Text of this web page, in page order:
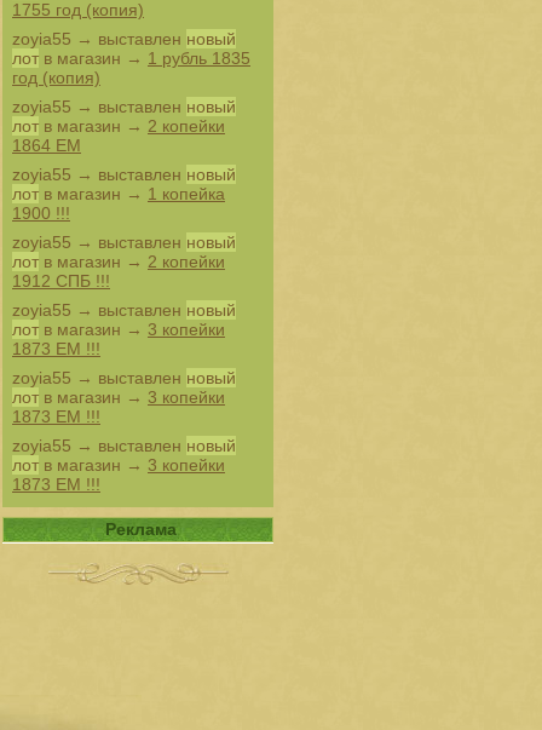
1755 год (копия)
zoyia55 → выставлен новый
лот в магазин → 1 рубль 1835
год (копия)
zoyia55 → выставлен новый
лот в магазин → 2 копейки
1864 ЕМ
zoyia55 → выставлен новый
лот в магазин → 1 копейка
1900 !!!
zoyia55 → выставлен новый
лот в магазин → 2 копейки
1912 СПБ !!!
zoyia55 → выставлен новый
лот в магазин → 3 копейки
1873 ЕМ !!!
zoyia55 → выставлен новый
лот в магазин → 3 копейки
1873 ЕМ !!!
zoyia55 → выставлен новый
лот в магазин → 3 копейки
1873 ЕМ !!!
Реклама